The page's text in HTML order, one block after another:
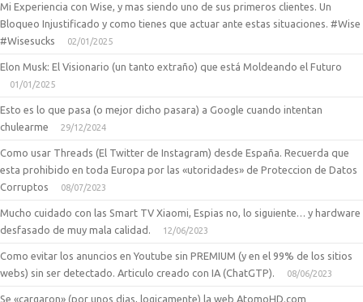
Mi Experiencia con Wise, y mas siendo uno de sus primeros clientes. Un
Bloqueo Injustificado y como tienes que actuar ante estas situaciones. #Wise
#Wisesucks
02/01/2025
Elon Musk: El Visionario (un tanto extraño) que está Moldeando el Futuro
01/01/2025
Esto es lo que pasa (o mejor dicho pasara) a Google cuando intentan
chulearme
29/12/2024
Como usar Threads (El Twitter de Instagram) desde España. Recuerda que
esta prohibido en toda Europa por las «utoridades» de Proteccion de Datos
Corruptos
08/07/2023
Mucho cuidado con las Smart TV Xiaomi, Espias no, lo siguiente… y hardware
desfasado de muy mala calidad.
12/06/2023
Como evitar los anuncios en Youtube sin PREMIUM (y en el 99% de los sitios
webs) sin ser detectado. Articulo creado con IA (ChatGTP).
08/06/2023
Se «cargaron» (por unos dias, logicamente) la web AtomoHD.com